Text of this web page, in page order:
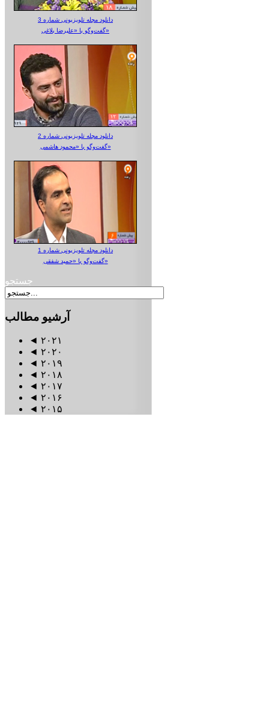
دانلود مجله تلویزیونی شماره 3
گفت‌وگو با «علیرضا بلاغی»
دانلود مجله تلویزیونی شماره 2
گفت‌وگو با «محمود هاشمی»
دانلود مجله تلویزیونی شماره 1
گفت‌وگو با «حمید شفقی»
جستجو
آرشیو مطالب
◄ ۲۰۲۱
◄ ۲۰۲۰
◄ ۲۰۱۹
◄ ۲۰۱۸
◄ ۲۰۱۷
◄ ۲۰۱۶
◄ ۲۰۱۵